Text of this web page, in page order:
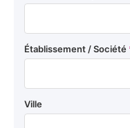
Établissement / Société
Ville